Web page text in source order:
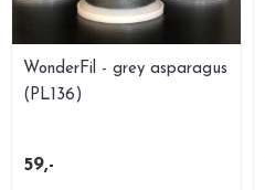
WonderFil - grey asparagus
(PL136)
59,-